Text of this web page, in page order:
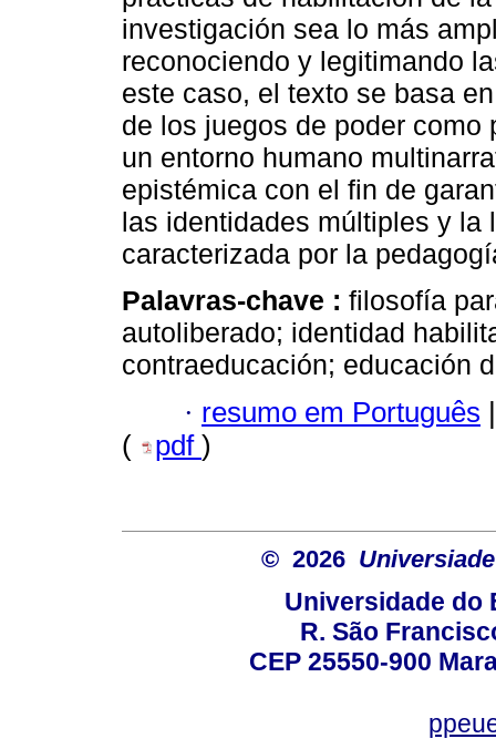
investigación sea lo más
reconociendo y legitimando
este caso, el texto se basa
de los juegos de poder
un entorno humano
epistémica con el fin de
las identidades múltiples y la
caracterizada por la
Palavras-chave : filosofía
autoliberado; identidad
contraeducación; educación
· resumo em Português |
(
pdf )
© 2026
Universidade do
R. São
CEP 25550-900